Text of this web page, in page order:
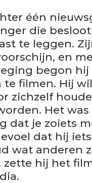
één
die
te leggen.
en
begon hij
te filmen. Hij
zichzelf
Het
dat je zoiets
dat hij
wat anderen
zette hij het